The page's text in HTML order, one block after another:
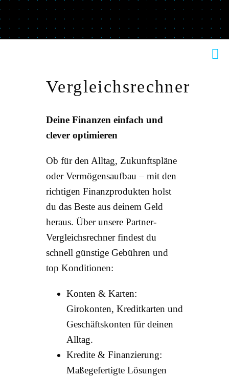
Skip
to
content
Vergleichsrechner
Deine Finanzen einfach und
clever optimieren
Ob für den Alltag, Zukunftspläne
oder Vermögensaufbau – mit den
richtigen Finanzprodukten holst
du das Beste aus deinem Geld
heraus. Über unsere Partner-
Vergleichsrechner findest du
schnell günstige Gebühren und
top Konditionen:
Konten & Karten:
Girokonten, Kreditkarten und
Geschäftskonten für deinen
Alltag.
Kredite & Finanzierung:
Maßegefertigte Lösungen